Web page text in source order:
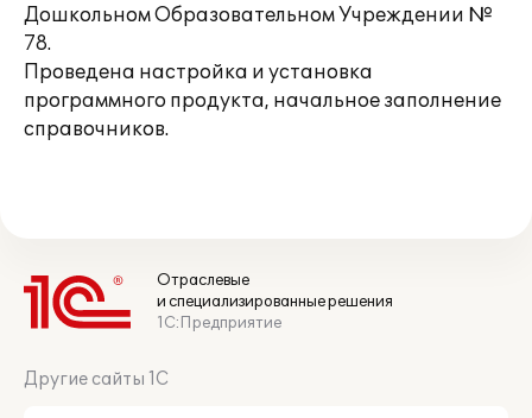
Дошкольном Образовательном Учреждении №
78.
Проведена настройка и установка
программного продукта, начальное заполнение
справочников.
Отраслевые
и специализированные решения
1С:Предприятие
Другие сайты 1С